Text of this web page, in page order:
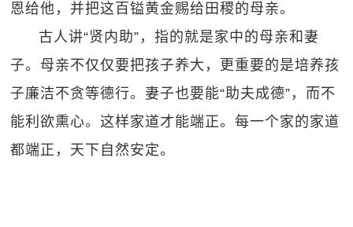
恩给他，并把这百镒黄金赐给田稷的母亲。
古人讲“贤内助”，指的就是家中的母亲和妻
子。母亲不仅仅要把孩子养大，更重要的是培养孩
子廉洁不贪等德行。妻子也要能“助夫成德”，而不
能利欲熏心。这样家道才能端正。每一个家的家道
都端正，天下自然安定。